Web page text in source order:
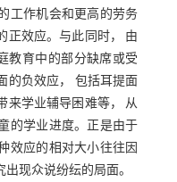
工作机会和更高的劳务
正效应。与此同时， 由
教育中的部分缺席或受
的负效应， 包括耳提面
来学业辅导困难等， 从
的学业进度。正是由于
效应的相对大小往往因
现众说纷纭的局面。